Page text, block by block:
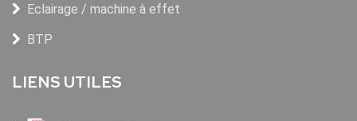
Eclairage / machine à effet
BTP
LIENS UTILES